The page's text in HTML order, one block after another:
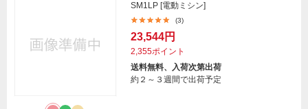
SM1LP [電動ミシン]
(3)
23,544円
2,355ポイント
送料無料、入荷次第出荷
約２～３週間で出荷予定